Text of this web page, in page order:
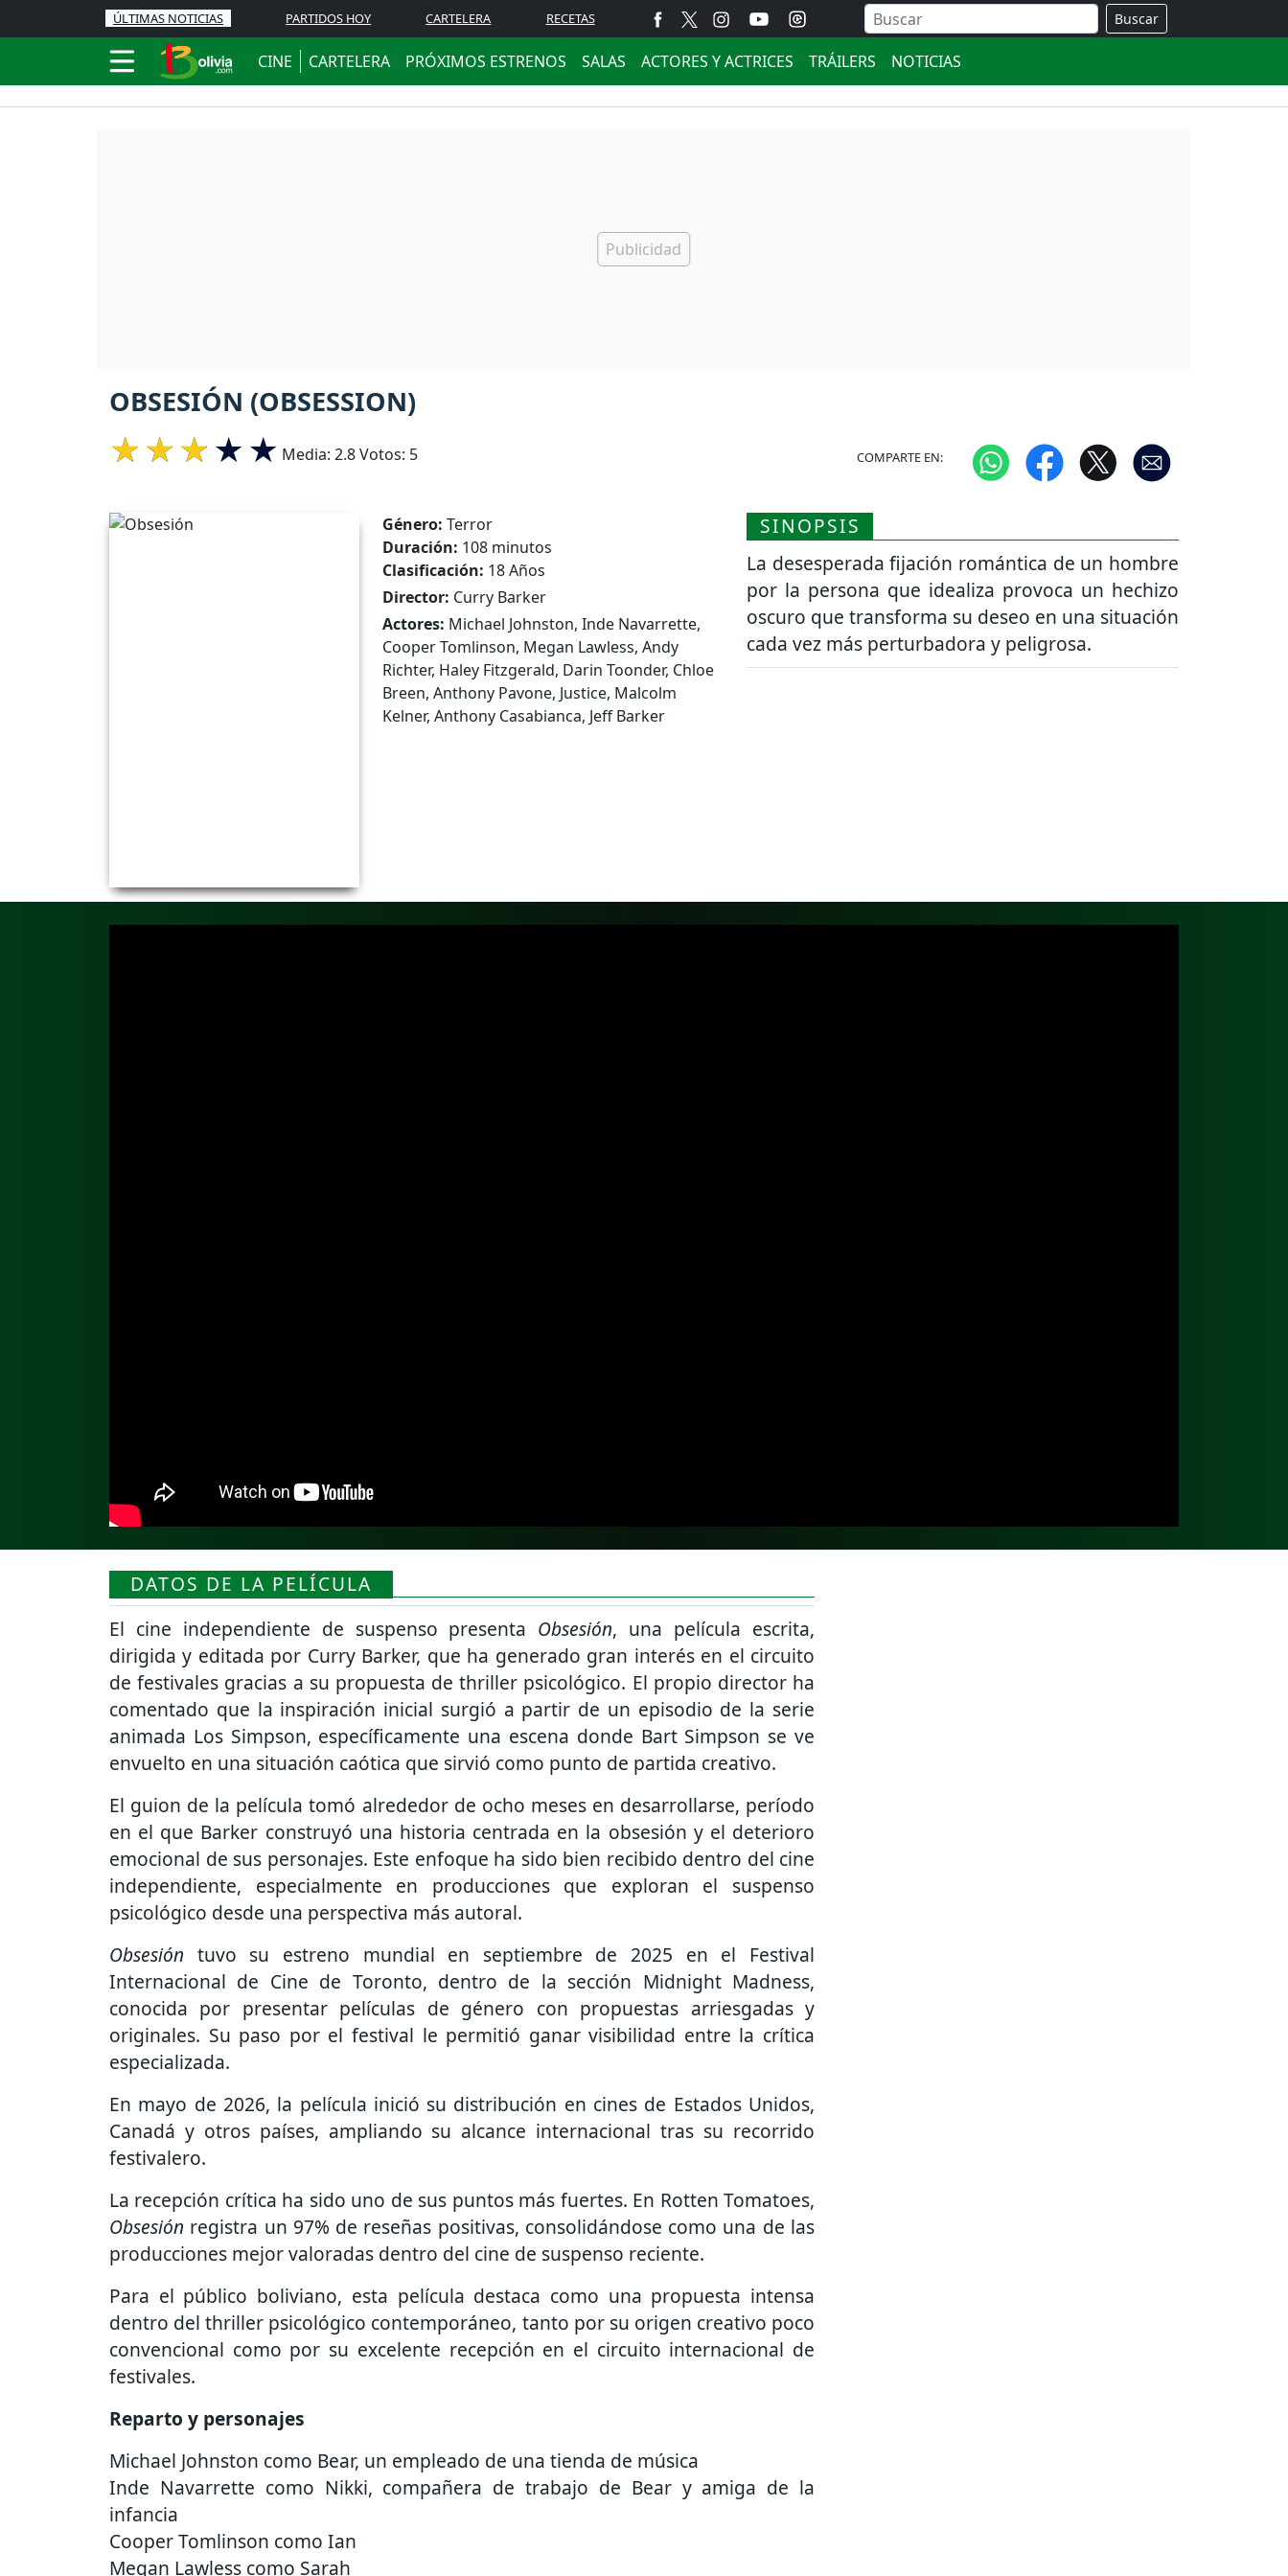
ÚLTIMAS NOTICIAS PARTIDOS HOY CARTELERA RECETAS Buscar
CINE CARTELERA PRÓXIMOS ESTRENOS SALAS ACTORES Y ACTRICES TRÁILERS NOTICIAS
OBSESIÓN (OBSESSION)
Media: 2.8Votos: 5 COMPARTE EN:
Género: Terror
Duración: 108 minutos
Clasificación: 18 Años
Director: Curry Barker
Actores: Michael Johnston, Inde Navarrette,
Cooper Tomlinson, Megan Lawless, Andy
Richter, Haley Fitzgerald, Darin Toonder, Chloe
Breen, Anthony Pavone, Justice, Malcolm
Kelner, Anthony Casabianca, Jeff Barker
SINOPSIS
La desesperada fijación romántica de un hombre
por la persona que idealiza provoca un hechizo
oscuro que transforma su deseo en una situación
cada vez más perturbadora y peligrosa.
DATOS DE LA PELÍCULA
El cine independiente de suspenso presenta Obsesión, una película escrita,
dirigida y editada por Curry Barker, que ha generado gran interés en el circuito
de festivales gracias a su propuesta de thriller psicológico. El propio director ha
comentado que la inspiración inicial surgió a partir de un episodio de la serie
animada Los Simpson, específicamente una escena donde Bart Simpson se ve
envuelto en una situación caótica que sirvió como punto de partida creativo.
El guion de la película tomó alrededor de ocho meses en desarrollarse, período
en el que Barker construyó una historia centrada en la obsesión y el deterioro
emocional de sus personajes. Este enfoque ha sido bien recibido dentro del cine
independiente, especialmente en producciones que exploran el suspenso
psicológico desde una perspectiva más autoral.
Obsesión tuvo su estreno mundial en septiembre de 2025 en el Festival
Internacional de Cine de Toronto, dentro de la sección Midnight Madness,
conocida por presentar películas de género con propuestas arriesgadas y
originales. Su paso por el festival le permitió ganar visibilidad entre la crítica
especializada.
En mayo de 2026, la película inició su distribución en cines de Estados Unidos,
Canadá y otros países, ampliando su alcance internacional tras su recorrido
festivalero.
La recepción crítica ha sido uno de sus puntos más fuertes. En Rotten Tomatoes,
Obsesión registra un 97% de reseñas positivas, consolidándose como una de las
producciones mejor valoradas dentro del cine de suspenso reciente.
Para el público boliviano, esta película destaca como una propuesta intensa
dentro del thriller psicológico contemporáneo, tanto por su origen creativo poco
convencional como por su excelente recepción en el circuito internacional de
festivales.
Reparto y personajes
Michael Johnston como Bear, un empleado de una tienda de música
Inde Navarrette como Nikki, compañera de trabajo de Bear y amiga de la
infancia
Cooper Tomlinson como Ian
Megan Lawless como Sarah